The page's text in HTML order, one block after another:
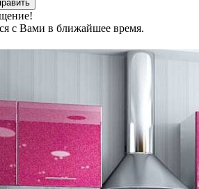
с Вами в ближайшее время.